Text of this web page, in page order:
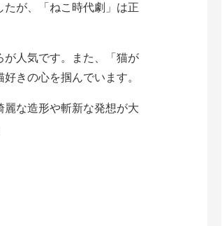
が、「ねこ時代劇」は正
が人気です。また、「猫が
きの心を掴んでいます。
な造形や斬新な発想が大